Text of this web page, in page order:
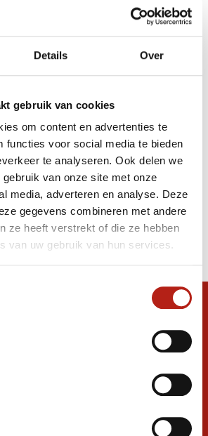
Details Over
gebruik van cookies
om content en advertenties te
functies voor social media te bieden
te analyseren. Ook delen we
van onze site met onze
media, adverteren en analyse. Deze
gegevens combineren met andere
ze heeft verstrekt of die ze hebben
van uw gebruik van hun services.
Producten getagd met
Adidas Speed 100
en we helpen je